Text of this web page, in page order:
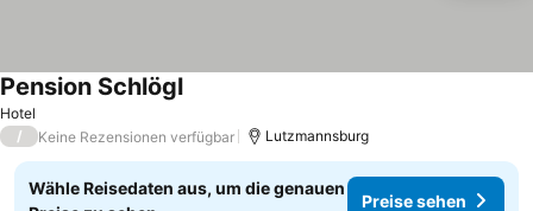
Hotel
Pension Schlögl
/ Keine Rezensionen verfügbar Lutzmannsburg
Wähle Reisedaten aus, um die genauen
Preise sehen